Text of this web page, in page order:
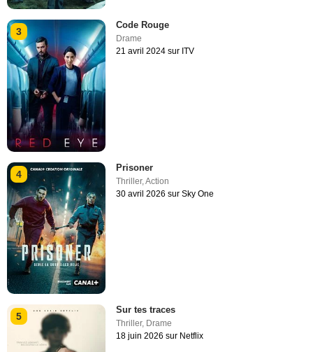
3
Code Rouge
Drame
21 avril 2024 sur ITV
4
Prisoner
Thriller,Action
30 avril 2026 sur Sky One
5
Sur tes traces
Thriller, Drame
18 juin 2026 sur Netflix